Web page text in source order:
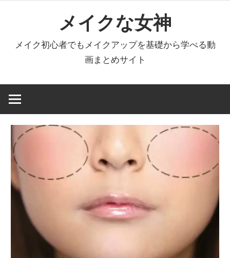
へ
キ
メイクな女神
メイク初心者でもメイクアップを基礎から学べる動
画まとめサイト